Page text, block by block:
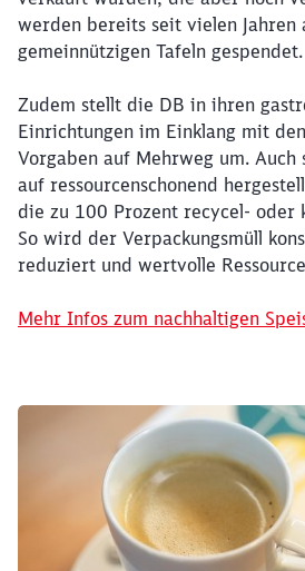
werden bereits seit vielen Jahren
gemeinnützigen Tafeln gespendet.
Zudem stellt die DB in ihren
Einrichtungen im Einklang mit
Vorgaben auf Mehrweg um. Auch
auf ressourcenschonend
die zu 100 Prozent recycel- oder
So wird der Verpackungsmüll
reduziert und wertvolle
Mehr Infos zum nachhaltigen
Klicken, um den folgenden Slider